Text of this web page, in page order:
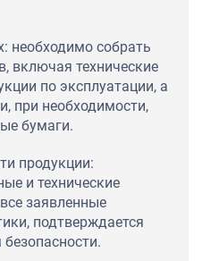
необходимо собрать
включая технические
по эксплуатации, а
при необходимости,
бумаги.
продукции:
и технические
заявленные
подтверждается